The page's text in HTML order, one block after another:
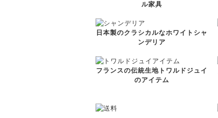
ル家具
日本製のクラシカルなホワイトシャ
ンデリア
フランスの伝統生地トワルドジュイ
のアイテム